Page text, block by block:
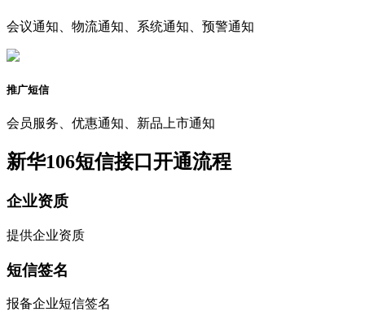
会议通知、物流通知、系统通知、预警通知
推广短信
会员服务、优惠通知、新品上市通知
新华106短信接口开通流程
企业资质
提供企业资质
短信签名
报备企业短信签名